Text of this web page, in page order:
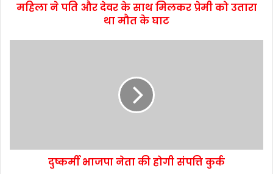
महिला ने पति और देवर के साथ मिलकर प्रेमी को उतारा
था मौत के घाट
दुष्कर्मी भाजपा नेता की होगी संपत्ति कुर्क